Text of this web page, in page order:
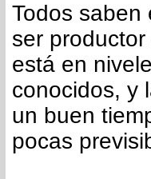
Todos
ser
está en
conocidos, y
un buen
pocas